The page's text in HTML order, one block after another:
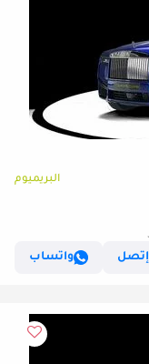
البريميوم
إتصل
واتساب